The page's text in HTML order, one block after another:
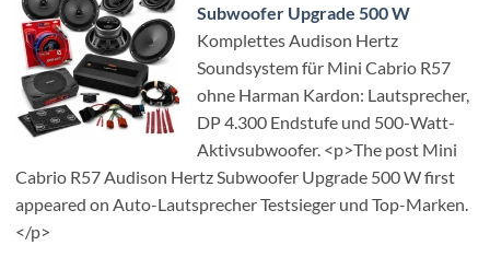
Subwoofer Upgrade 500 W
Komplettes Audison Hertz
Soundsystem für Mini Cabrio R57
ohne Harman Kardon: Lautsprecher,
DP 4.300 Endstufe und 500-Watt-
Aktivsubwoofer. <p>The post Mini
Cabrio R57 Audison Hertz Subwoofer Upgrade 500 W first
appeared on Auto-Lautsprecher Testsieger und Top-Marken.
</p>